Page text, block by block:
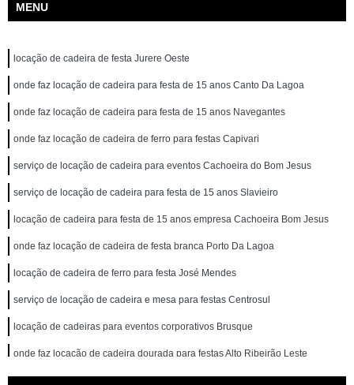
MENU
locação de cadeira de festa Jurere Oeste
onde faz locação de cadeira para festa de 15 anos Canto Da Lagoa
onde faz locação de cadeira para festa de 15 anos Navegantes
onde faz locação de cadeira de ferro para festas Capivari
serviço de locação de cadeira para eventos Cachoeira do Bom Jesus
serviço de locação de cadeira para festa de 15 anos Slavieiro
locação de cadeira para festa de 15 anos empresa Cachoeira Bom Jesus
onde faz locação de cadeira de festa branca Porto Da Lagoa
locação de cadeira de ferro para festa José Mendes
serviço de locação de cadeira e mesa para festas Centrosul
locação de cadeiras para eventos corporativos Brusque
onde faz locação de cadeira dourada para festas Alto Ribeirão Leste